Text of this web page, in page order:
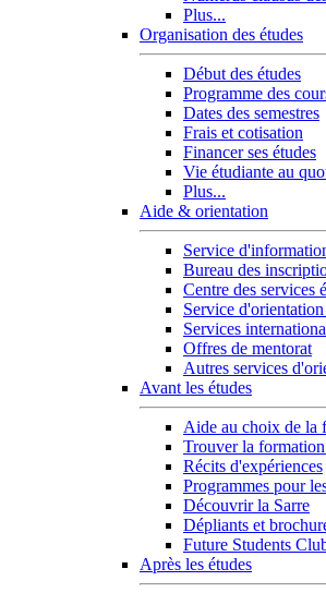
Plus...
Organisation des études
Début des études
Programme des
Dates des semestres
Frais et cotisation
Financer ses études
Vie étudiante au
Plus...
Aide & orientation
Service
Bureau des
Centre des services
Service
Services
Offres de mentorat
Autres services
Avant les études
Aide au choix de la
Trouver la
Récits d'expériences
Programmes pour
Découvrir la Sarre
Dépliants et
Future Students
Après les études